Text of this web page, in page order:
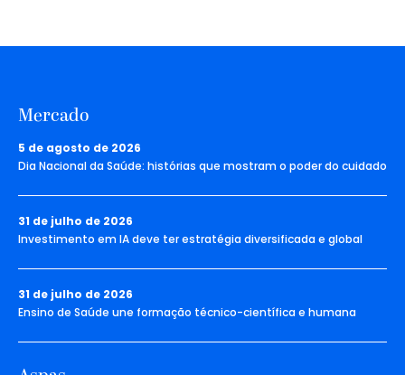
Mercado
5 de agosto de 2026
Dia Nacional da Saúde: histórias que mostram o poder do cuidado
31 de julho de 2026
Investimento em IA deve ter estratégia diversificada e global
31 de julho de 2026
Ensino de Saúde une formação técnico-científica e humana